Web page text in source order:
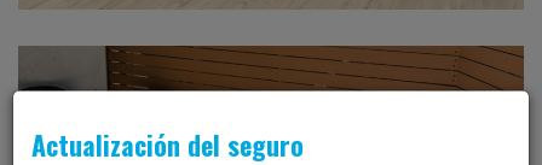
Actualización del seguro